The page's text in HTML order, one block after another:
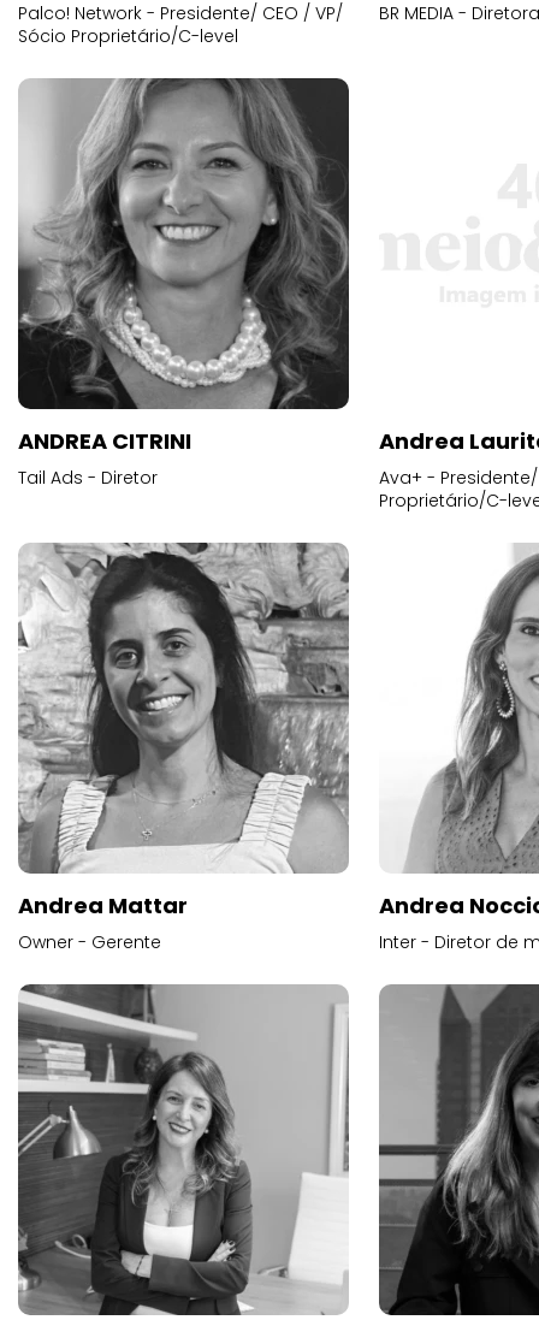
Palco! Network - Presidente/ CEO / VP/
Sócio Proprietário/C-level
BR MEDIA -
ANDREA CITRINI
Tail Ads - Diretor
Andrea
Ava+ -
Proprietário/C-
Andrea Mattar
Owner - Gerente
Andrea
Inter - Diretor de